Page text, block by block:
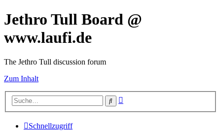
Jethro Tull Board @
www.laufi.de
The Jethro Tull discussion forum
Zum Inhalt
Suche
Schnellzugriff